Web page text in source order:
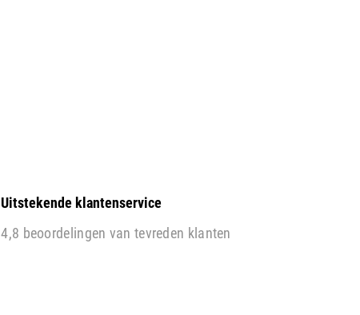
Uitstekende klantenservice
4,8 beoordelingen van tevreden klanten